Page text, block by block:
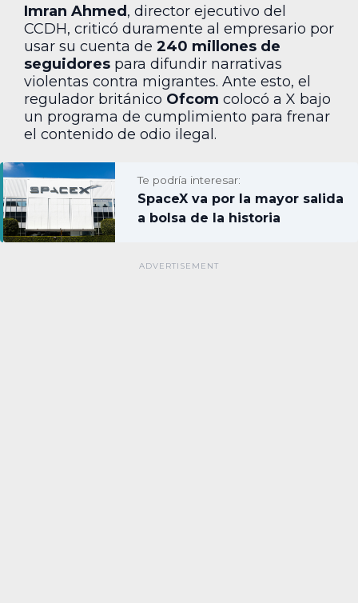
Imran Ahmed , director ejecutivo del
CCDH, criticó duramente al empresario por
usar su cuenta de 240 millones de
seguidores para difundir narrativas
violentas contra migrantes. Ante esto, el
regulador británico Ofcom colocó a X bajo
un programa de cumplimiento para frenar
el contenido de odio ilegal.
Te podría interesar:
SpaceX va por la mayor salida
a bolsa de la historia